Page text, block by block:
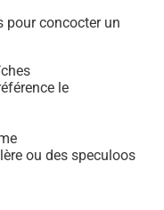
pour concocter un
le
ou des speculoos